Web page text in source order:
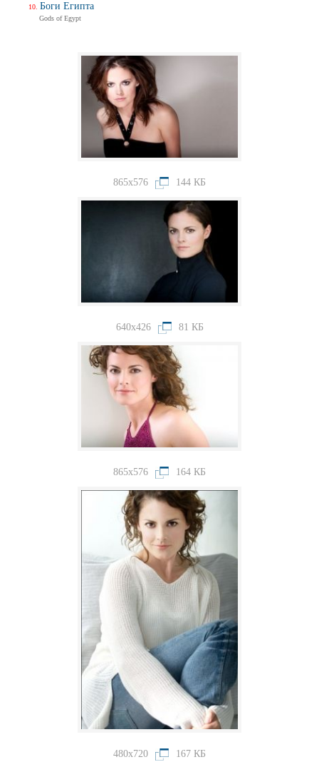
865x576 144 КБ
640x426 81 КБ
865x576 164 КБ
480x720 167 КБ
Боги Египта
Gods of Egypt